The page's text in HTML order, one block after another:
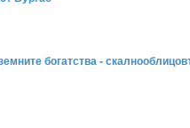
богатства -